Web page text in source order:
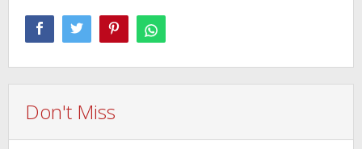
Don't Miss